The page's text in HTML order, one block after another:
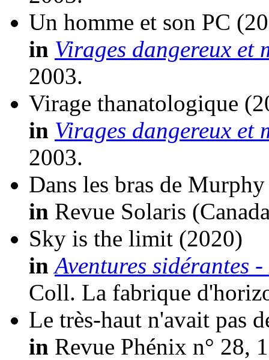
Un homme et son PC
in Virages dangereux et
2003.
Virage thanatologique
in Virages dangereux et
2003.
Dans les bras de Murphy
in Revue Solaris
Sky is the limit (2020)
in Aventures sidérantes
Coll. La fabrique
Le très-haut n'avait pas
in Revue Phénix n° 28,